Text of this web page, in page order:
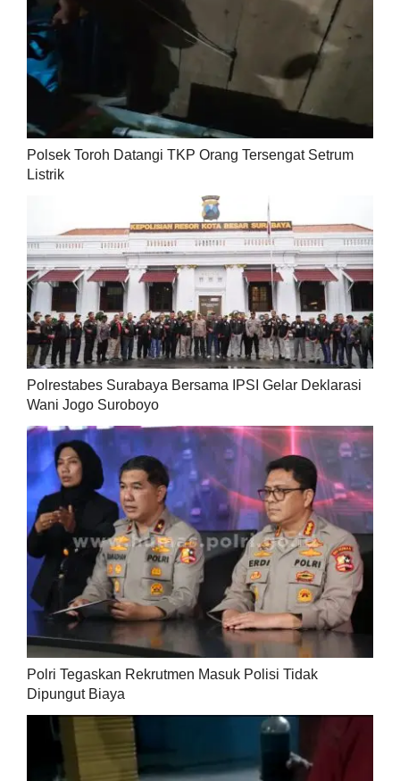
Polsek Toroh Datangi TKP Orang Tersengat Setrum
Listrik
Polrestabes Surabaya Bersama IPSI Gelar Deklarasi
Wani Jogo Suroboyo
Polri Tegaskan Rekrutmen Masuk Polisi Tidak
Dipungut Biaya